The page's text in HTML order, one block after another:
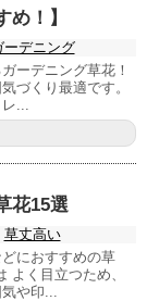
！】
ーデニング
ーデニング草花！
づくり最適です。
...
花15選
草丈高い
におすすめの草
よく目立つため、
や印...